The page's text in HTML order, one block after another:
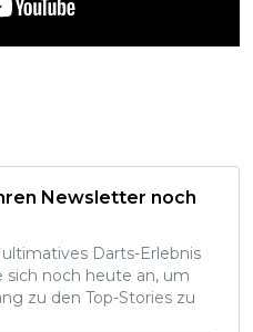
Newsletter noch
Darts-Erlebnis
sich noch heute an, um
zu den Top-Stories zu